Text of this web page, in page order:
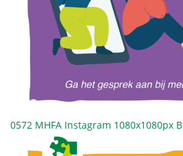
0572 MHFA Instagram 1080x1080px B